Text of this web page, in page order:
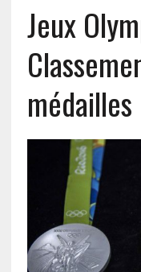
Jeux
médailles